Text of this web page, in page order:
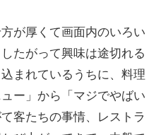
が厚くて画面内のいろい
たがって興味は途切れる
まれているうちに、料理
ー」から「マジでやばい
客たちの事情、レストラ